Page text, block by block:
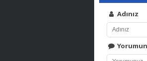
Adınız